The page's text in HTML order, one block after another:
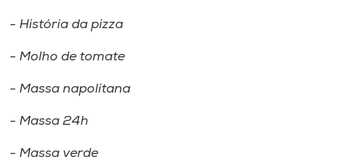
- História da pizza
- Molho de tomate
- Massa napolitana
- Massa 24h
- Massa verde